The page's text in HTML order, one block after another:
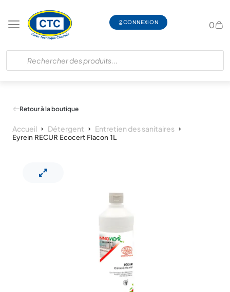
CONNEXION 0
Retour à la boutique
Accueil Détergent Entretien des sanitaires
Eyrein RECUR Ecocert Flacon 1L